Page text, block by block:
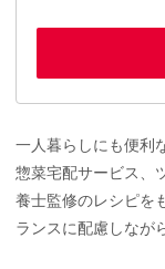
一人暮らしにも便利
惣菜宅配サービス、
養士監修のレシピを
ランスに配慮しなが